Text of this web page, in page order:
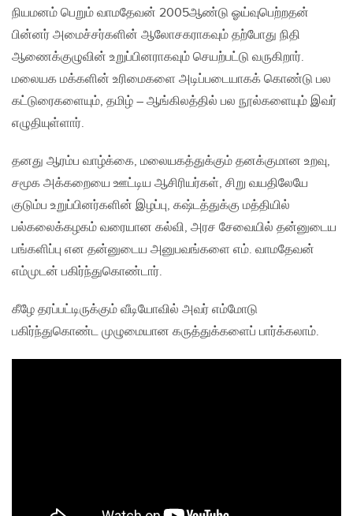
நியமனம் பெறும் வாமதேவன் 2005ஆண்டு ஓய்வுபெற்றதன்
பின்னர் அமைச்சர்களின் ஆலோசகராகவும் தற்போது நிதி
ஆணைக்குழுவின் உறுப்பினராகவும் செயற்பட்டு வருகிறார்.
மலையக மக்களின் உரிமைகளை அடிப்படையாகக் கொண்டு பல
கட்டுரைகளையும், தமிழ் – ஆங்கிலத்தில் பல நூல்களையும் இவர்
எழுதியுள்ளார்.
தனது ஆரம்ப வாழ்க்கை, மலையகத்துக்கும் தனக்குமான உறவு,
சமூக அக்கறையை ஊட்டிய ஆசிரியர்கள், சிறு வயதிலேயே
குடும்ப உறுப்பினர்களின் இழப்பு, கஷ்டத்துக்கு மத்தியில்
பல்கலைக்கழகம் வரையான கல்வி, அரச சேவையில் தன்னுடைய
பங்களிப்பு என தன்னுடைய அனுபவங்களை எம். வாமதேவன்
எம்முடன் பகிர்ந்துகொண்டார்.
கீழே தரப்பட்டிருக்கும் வீடியோவில் அவர் எம்மோடு
பகிர்ந்துகொண்ட முழுமையான கருத்துக்களைப் பார்க்கலாம்.